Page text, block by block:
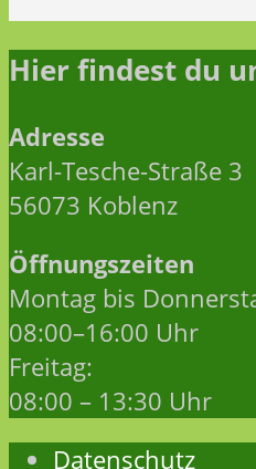
Hier findest du
Adresse
Karl-Tesche-Straße 3
56073 Koblenz
Öffnungszeiten
Montag bis
08:00–16:00 Uhr
Freitag:
08:00 – 13:30 Uhr
Datenschutz